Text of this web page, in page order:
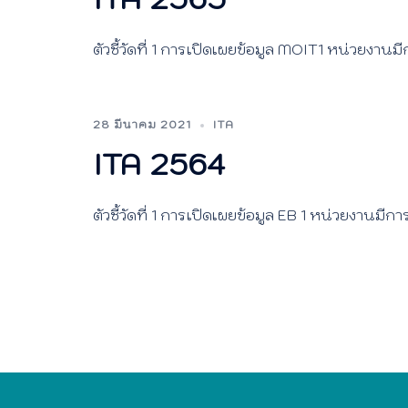
ตัวชี้วัดที่ 1 การเปิดเผยข้อมูล MOIT1 หน่วยงานมี
28 มีนาคม 2021 ITA
ITA 2564
ตัวชี้วัดที่ 1 การเปิดเผยข้อมูล EB 1 หน่วยงานมีกา